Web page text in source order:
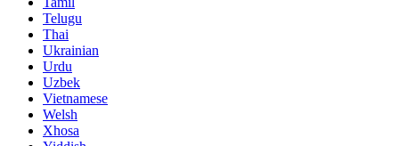
Telugu
Thai
Ukrainian
Urdu
Uzbek
Vietnamese
Welsh
Xhosa